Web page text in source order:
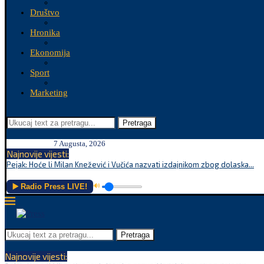
Društvo
Hronika
Ekonomija
Sport
Marketing
Pretraga
7 Augusta, 2026
Najnovije vijesti:
Pejak: Hoće li Milan Knežević i Vučića nazvati izdajnikom zbog dolaska...
▶️ Radio Press LIVE! 🔊
Pretraga
Najnovije vijesti: